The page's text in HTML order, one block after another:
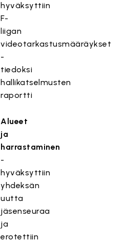
hyväksyttiin
F-
liigan
videotarkastusmääräykset
-
tiedoksi
hallikatselmusten
raportti
Alueet
ja
harrastaminen
-
hyväksyttiin
yhdeksän
uutta
jäsenseuraa
ja
erotettiin